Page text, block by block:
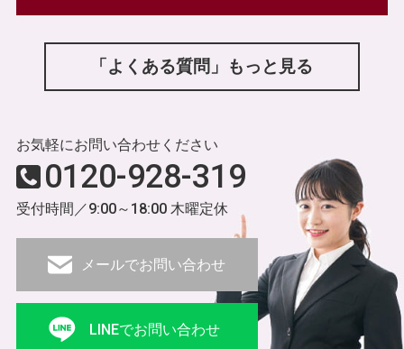
「よくある質問」もっと見る
お気軽にお問い合わせください
0120-928-319
受付時間／9:00～18:00 木曜定休
メールでお問い合わせ
LINEでお問い合わせ